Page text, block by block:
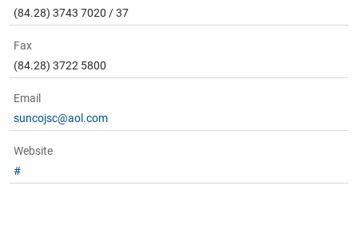
(84.28) 3743 7020 / 37
Fax
(84.28) 3722 5800
Email
suncojsc@aol.com
Website
#
Tin
tức
(-)
viết
của
tác
giả
(-)